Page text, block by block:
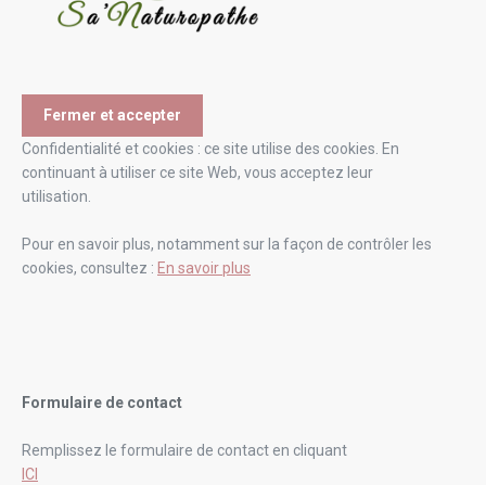
Confidentialité et cookies : ce site utilise des cookies. En
continuant à utiliser ce site Web, vous acceptez leur
utilisation.
Pour en savoir plus, notamment sur la façon de contrôler les
cookies, consultez : En savoir plus
Formulaire de contact
Remplissez le formulaire de contact en cliquant
ICI